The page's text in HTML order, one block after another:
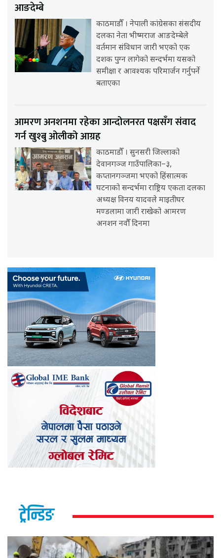
आङदेम्बे
काठमाडौँ । नेपाली कांग्रेसका संसदीय
दलका नेता भीष्मराज आङदेम्बेले
वर्तमान संविधान जारी भएको एक
दशक पुग्न लागेको सन्दर्भमा यसको
समीक्षा र आवश्यक परिमार्जन गर्नुपर्ने
बताएका
आमरण अनशनमा रहेका आन्दोलनरत पक्षसँग संवाद
गर्न खुश्बु ओलीको आग्रह
काठमाडौँ । सुनसरी जिल्लाको
देवानगञ्ज गाउँपालिका–३,
कप्तानगञ्जमा भएको हिंसात्मक
घटनाको सन्दर्भमा राष्ट्रिय एकता दलका
अध्यक्ष विनय यादवले माइतीघर
मण्डलामा जारी राखेको आमरण
अनशन नवौँ दिनमा
ट्रेन्डिङ